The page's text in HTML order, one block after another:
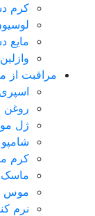
کرم
لوسیون
مایع
وازلین
مراقبت از مو
اسپری
روغن مو
ژل مو
شامپو
کرم مو
ماسک
موس
نرم